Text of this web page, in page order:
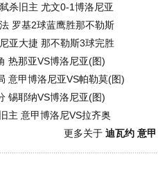
杀旧主 尤文0-1博洛尼亚
罗基2球蓝鹰胜那不勒斯
亚大捷 那不勒斯3球完胜
热那亚VS博洛尼亚(图)
意甲博洛尼亚VS帕勒莫(图)
锡耶纳VS博洛尼亚(图)
主 意甲博洛尼VS拉齐奥
更多关于 迪瓦约 意甲